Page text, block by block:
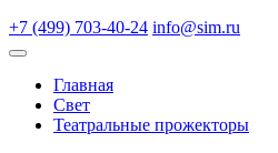
+7 (499) 703-40-24 info@sim.ru
Главная
Свет
Театральные прожекторы